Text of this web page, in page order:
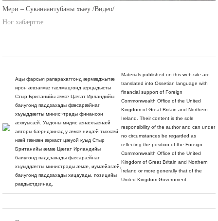
Мери – Суканаантубаны хъæу /Видео/
Ног хабæрттæ
Ацы фарсыл рапарахатгонд æрмæджытæ
ирон æвзагмæ тæлмацгонд æрцыдысты
Стыр Британийы æмæ Цæгат Ирландийы
баиугонд паддзахады фæсарæйнаг
хъуыддæгты минис¬трады финансон
æххуысæй. Уыдоны мидис æнæхъæнæй
авторы бæрндзинад у æмæ ницæй тыххæй
нæй гæнæн æркаст цæуой куыд Стыр
Британийы æмæ Цæгат Ирландийы
баиугонд паддзахады фæсарæйнаг
хъуыддæгты министрады æмæ, иумæйагæй,
баиугонд паддзахады хицауады, позицийы
равдыстдзинад.
Materials published on this web-site are
translated into Ossetian language with
financial support of Foreign
Commonwealth Office of the United
Kingdom of Great Britain and Northern
Ireland. Their content is the sole
responsibility of the author and can under
no circumstances be regarded as
reflecting the position of the Foreign
Commonwealth Office of the United
Kingdom of Great Britain and Northern
Ireland or more generally that of the
United Kingdom Government.